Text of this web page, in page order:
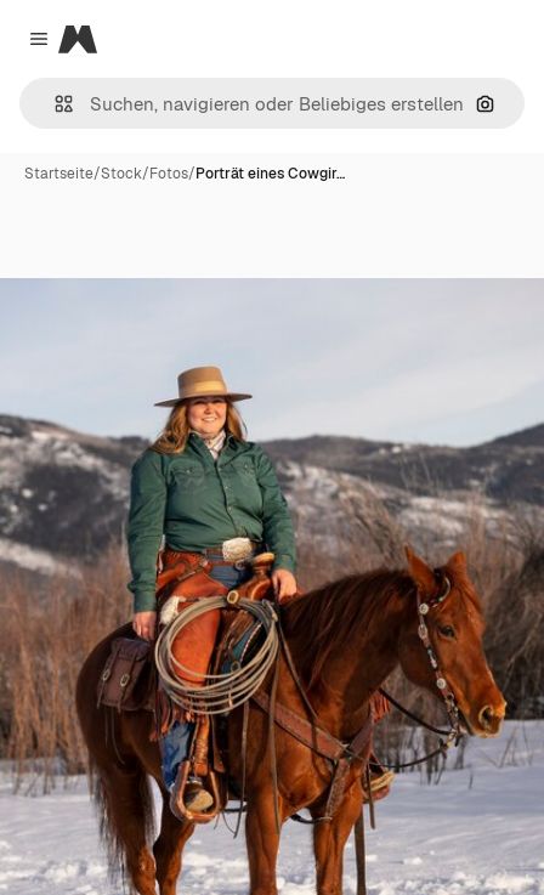
Close menu
Magnific
Nach
Startseite/Stock/Fotos/Porträt eines Cowgir…